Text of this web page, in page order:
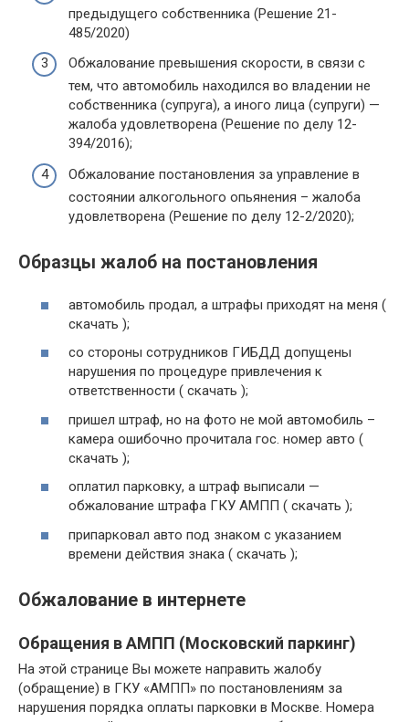
предыдущего собственника (Решение 21-
485/2020)
Обжалование превышения скорости, в связи с
тем, что автомобиль находился во владении не
собственника (супруга), а иного лица (супруги) —
жалоба удовлетворена (Решение по делу 12-
394/2016);
Обжалование постановления за управление в
состоянии алкогольного опьянения – жалоба
удовлетворена (Решение по делу 12-2/2020);
Образцы жалоб на постановления
автомобиль продал, а штрафы приходят на меня (
скачать );
со стороны сотрудников ГИБДД допущены
нарушения по процедуре привлечения к
ответственности ( скачать );
пришел штраф, но на фото не мой автомобиль –
камера ошибочно прочитала гос. номер авто (
скачать );
оплатил парковку, а штраф выписали —
обжалование штрафа ГКУ АМПП ( скачать );
припарковал авто под знаком с указанием
времени действия знака ( скачать );
Обжалование в интернете
Обращения в АМПП (Московский паркинг)
На этой странице Вы можете направить жалобу
(обращение) в ГКУ «АМПП» по постановлениям за
нарушения порядка оплаты парковки в Москве. Номера